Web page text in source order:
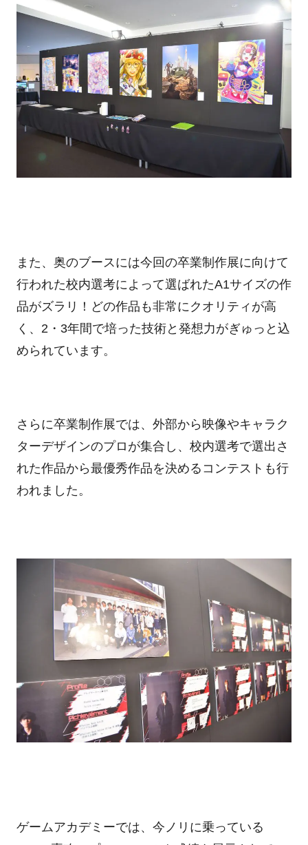
また、奥のブースには今回の卒業制作展に向けて
行われた校内選考によって選ばれたA1サイズの作
品がズラリ！どの作品も非常にクオリティが高
く、2・3年間で培った技術と発想力がぎゅっと込
められています。
さらに卒業制作展では、外部から映像やキャラク
ターデザインのプロが集合し、校内選考で選出さ
れた作品から最優秀作品を決めるコンテストも行
われました。
ゲームアカデミーでは、今ノリに乗っている